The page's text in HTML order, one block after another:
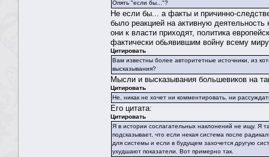
Опять "если бы..."?
Не если бы... а факты и причинно-
было реакцией на активную
они к власти приходят, политика
фактически обьявившим войну всему
Цитировать
Вам известны более авторитетные источники, из
высказывания?
Мысли и высказывания большевиков на
Цитировать
Не, никак не хочет ни комментировать, ни
Его цитата:
Цитировать
Я в истории сослагательных наклонений не ищу. Я
подсказывает, что если некая система после
для системы и если в будущем захочется другую
ухудшают показатели. Вот примерно так.